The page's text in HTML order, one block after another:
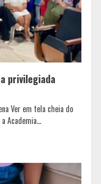
privilegiada
Ver em tela cheia do
Academia...